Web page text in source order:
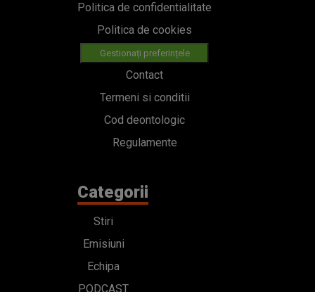
Politica de confidentialitate
Politica de cookies
Gestionați preferințele
Contact
Termeni si conditii
Cod deontologic
Regulamente
Categorii
Stiri
Emisiuni
Echipa
PODCAST